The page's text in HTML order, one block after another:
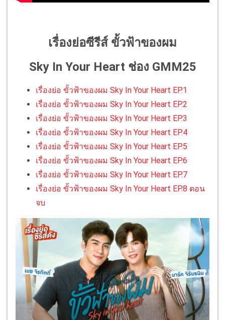
เรื่องย่อซีรีส์ ขั้วฟ้าของผม
Sky In Your Heart ช่อง GMM25
เรื่องย่อ ขั้วฟ้าของผม Sky In Your Heart EP.1
เรื่องย่อ ขั้วฟ้าของผม Sky In Your Heart EP.2
เรื่องย่อ ขั้วฟ้าของผม Sky In Your Heart EP.3
เรื่องย่อ ขั้วฟ้าของผม Sky In Your Heart EP.4
เรื่องย่อ ขั้วฟ้าของผม Sky In Your Heart EP.5
เรื่องย่อ ขั้วฟ้าของผม Sky In Your Heart EP.6
เรื่องย่อ ขั้วฟ้าของผม Sky In Your Heart EP.7
เรื่องย่อ ขั้วฟ้าของผม Sky In Your Heart EP.8 ตอน
จบ